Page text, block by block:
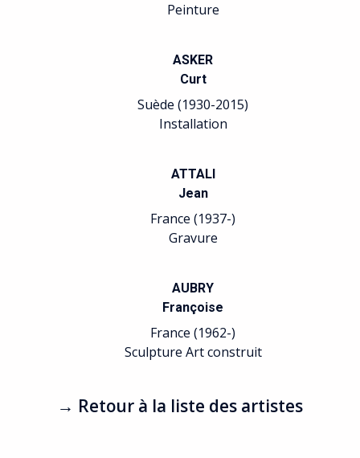
Peinture
ASKER
Curt
Suède (1930-2015)
Installation
ATTALI
Jean
France (1937-)
Gravure
AUBRY
Françoise
France (1962-)
Sculpture Art construit
→ Retour à la liste des artistes